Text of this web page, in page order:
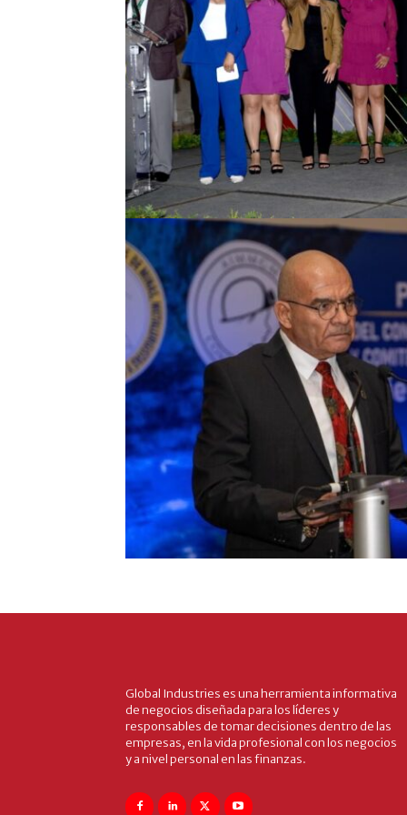
Global Industries es una herramienta informativa
de negocios diseñada para los líderes y
responsables de tomar decisiones dentro de las
empresas, en la vida profesional con los negocios
y a nivel personal en las finanzas.